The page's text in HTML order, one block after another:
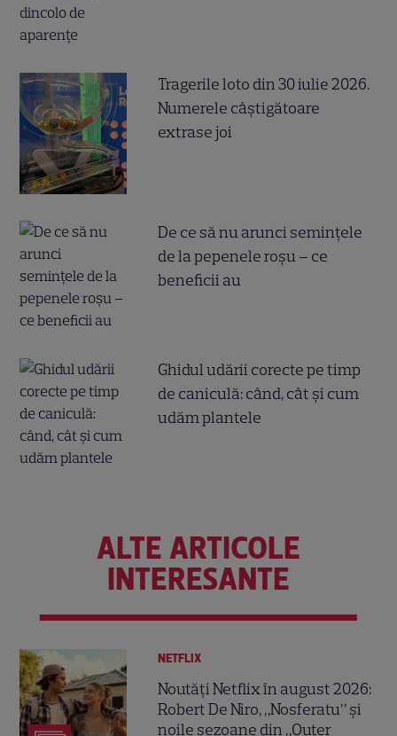
Tragerile loto din 30 iulie 2026.
Numerele câştigătoare
extrase joi
De ce să nu arunci semințele
de la pepenele roșu – ce
beneficii au
Ghidul udării corecte pe timp
de caniculă: când, cât şi cum
udăm plantele
ALTE ARTICOLE
INTERESANTE
NETFLIX
Noutăți Netflix în august 2026:
Robert De Niro, „Nosferatu” și
noile sezoane din „Outer